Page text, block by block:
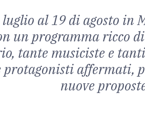
al 19 di agosto in
un programma ricco
tante musiciste e
protagonisti affermati,
nuove